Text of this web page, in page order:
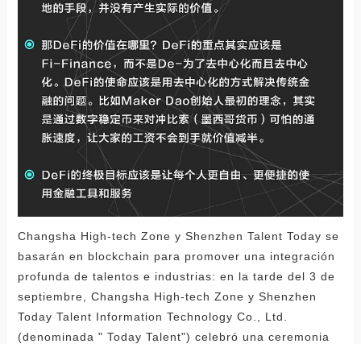
Changsha High-tech Zone y Shenzhen Talent Today se
basarán en blockchain para promover una integración
profunda de talentos e industrias: en la tarde del 3 de
septiembre, Changsha High-tech Zone y Shenzhen
Today Talent Information Technology Co., Ltd.
(denominada " Today Talent") celebró una ceremonia